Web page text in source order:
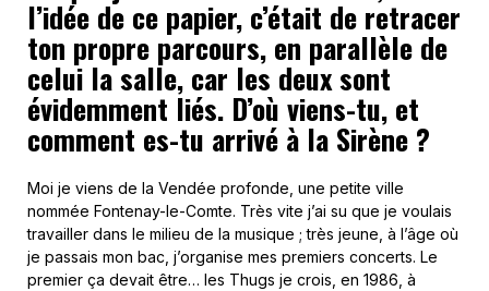
l’idée de ce papier, c’était de retracer
ton propre parcours, en parallèle de
celui la salle, car les deux sont
évidemment liés. D’où viens-tu, et
comment es-tu arrivé à la Sirène ?
Moi je viens de la Vendée profonde, une petite ville
nommée Fontenay-le-Comte. Très vite j’ai su que je voulais
travailler dans le milieu de la musique ; très jeune, à l’âge où
je passais mon bac, j’organise mes premiers concerts. Le
premier ça devait être… les Thugs je crois, en 1986, à